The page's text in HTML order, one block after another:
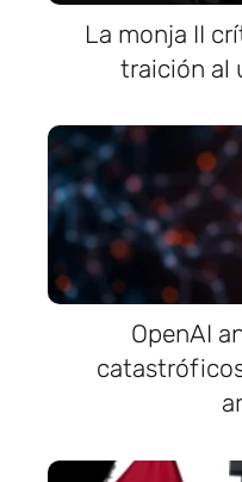
La monja II
traición al
OpenAI